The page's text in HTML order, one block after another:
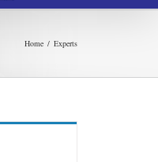
Home Experts